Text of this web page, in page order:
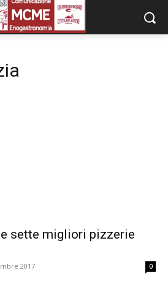
sette migliori pizzerie
2017 0